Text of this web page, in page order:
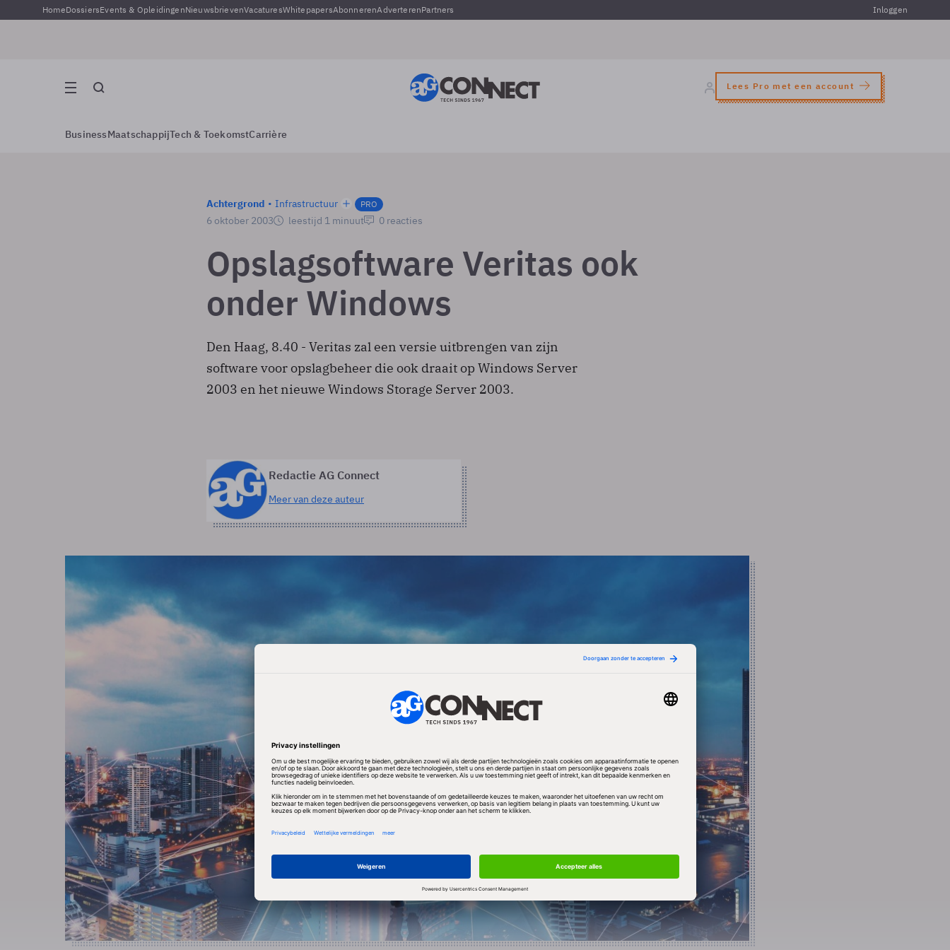
HomeDossiersEvents & OpleidingenNieuwsbrievenVacaturesWhitepapersAbonnerenAdverterenPartners Inloggen
Lees Pro met een account
BusinessMaatschappijTech & ToekomstCarrière
Achtergrond Infrastructuur PRO
6 oktober 2003 leestijd 1 minuut 0 reacties
Opslagsoftware Veritas ook
onder Windows
Den Haag, 8.40 - Veritas zal een versie uitbrengen van zijn
software voor opslagbeheer die ook draait op Windows Server
2003 en het nieuwe Windows Storage Server 2003.
Redactie AG Connect
Meer van deze auteur